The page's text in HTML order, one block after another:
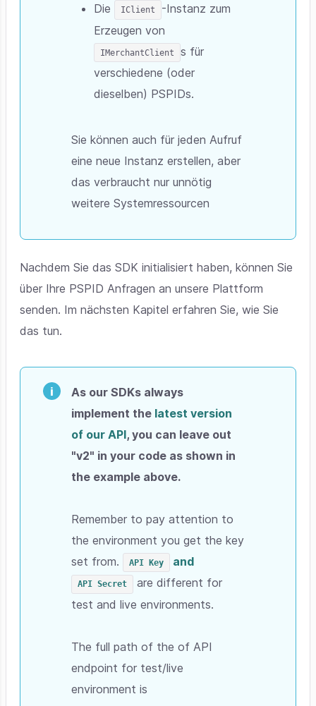
Die
IClient
-Instanz zum
Erzeugen von
IMerchantClient
s für
verschiedene (oder
dieselben) PSPIDs.
Sie können auch für jeden Aufruf
eine neue Instanz erstellen, aber
das verbraucht nur unnötig
weitere Systemressourcen
Nachdem Sie das SDK initialisiert haben, können Sie
über Ihre PSPID Anfragen an unsere Plattform
senden. Im nächsten Kapitel erfahren Sie, wie Sie
das tun.
As our SDKs always
implement the latest version
of our API, you can leave out
"v2" in your code as shown in
the example above.
Remember to pay attention to
the environment you get the key
set from.
API Key and
API Secret
are different for
test and live environments.
The full path of the of API
endpoint for test/live
environment is